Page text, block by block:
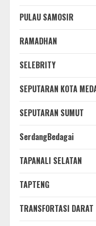
PULAU SAMOSIR
RAMADHAN
SELEBRITY
SEPUTARAN KOTA
SEPUTARAN SUMUT
SerdangBedagai
TAPANALI SELATAN
TAPTENG
TRANSFORTASI DARAT